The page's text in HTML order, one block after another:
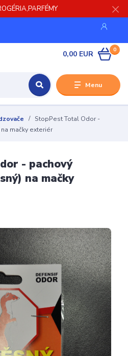
Menu
0
0,00 EUR
StopPest Total Odor -
mačky exteriér
- pachový
na mačky